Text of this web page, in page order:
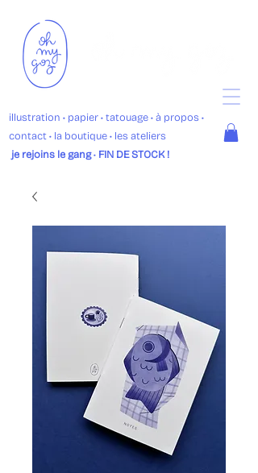
illustration • papier •tatouage•à propos •
contact• la boutique• les ateliers
je rejoins le gang• FIN DE STOCK !